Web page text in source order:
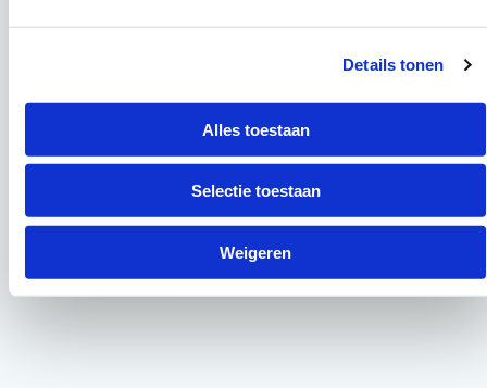
Details tonen
Alles toestaan
Selectie toestaan
Weigeren